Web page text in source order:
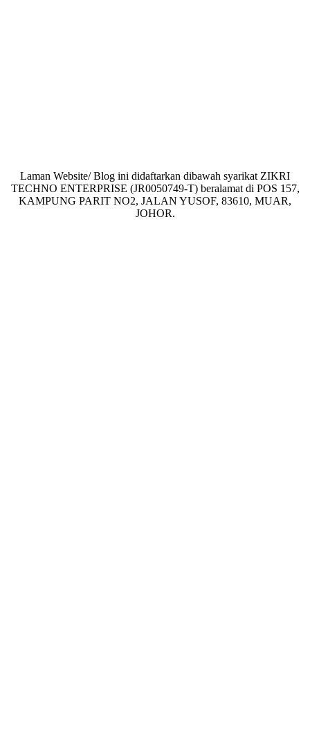
Laman Website/ Blog ini didaftarkan dibawah syarikat ZIKRI
TECHNO ENTERPRISE (JR0050749-T) beralamat di POS 157,
KAMPUNG PARIT NO2, JALAN YUSOF, 83610, MUAR,
JOHOR.